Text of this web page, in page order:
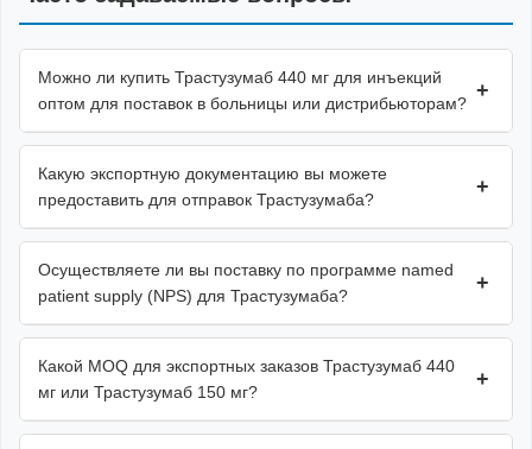
Можно ли купить Трастузумаб 440 мг для инъекций
оптом для поставок в больницы или дистрибьюторам?
+
Какую экспортную документацию вы можете
предоставить для отправок Трастузумаба?
+
Осуществляете ли вы поставку по программе named
patient supply (NPS) для Трастузумаба?
+
Какой MOQ для экспортных заказов Трастузумаб 440
мг или Трастузумаб 150 мг?
+